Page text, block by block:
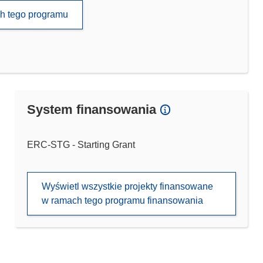
tego programu
System finansowania
ERC-STG - Starting Grant
Wyświetl wszystkie projekty finansowane
w ramach tego programu finansowania